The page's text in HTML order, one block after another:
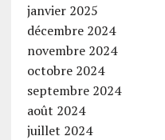
janvier 2025
décembre 2024
novembre 2024
octobre 2024
septembre 2024
août 2024
juillet 2024